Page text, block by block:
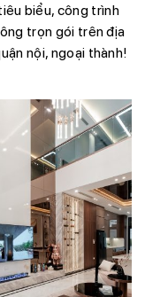
biểu, công trình
trọn gói trên địa
nội, ngoại thành!